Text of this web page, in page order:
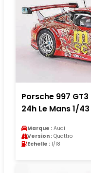
Porsche 997
24h Le Mans 1/
Marque : Audi
Version : Quattro
Echelle : 1/18